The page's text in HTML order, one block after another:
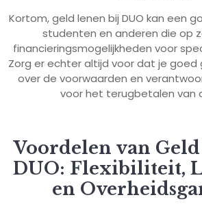
Kortom, geld lenen bij DUO kan een
studenten en anderen die op
financieringsmogelijkheden voor
Zorg er echter altijd voor dat je
over de voorwaarden en
voor het terugbetalen van
Voordelen van
DUO: Flexibiliteit,
en